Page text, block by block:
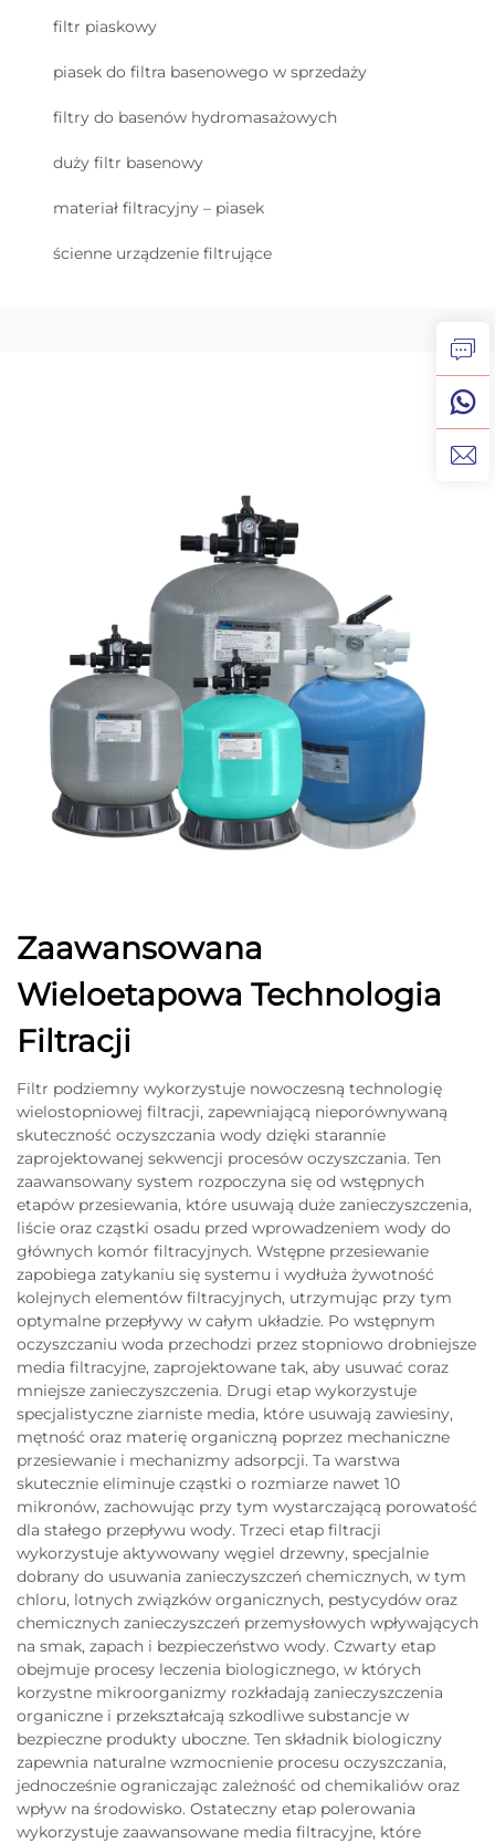
filtr piaskowy
piasek do filtra basenowego w sprzedaży
filtry do basenów hydromasażowych
duży filtr basenowy
materiał filtracyjny – piasek
ścienne urządzenie filtrujące
Zaawansowana
Wieloetapowa Technologia
Filtracji
Filtr podziemny wykorzystuje nowoczesną technologię
wielostopniowej filtracji, zapewniającą nieporównywaną
skuteczność oczyszczania wody dzięki starannie
zaprojektowanej sekwencji procesów oczyszczania. Ten
zaawansowany system rozpoczyna się od wstępnych
etapów przesiewania, które usuwają duże zanieczyszczenia,
liście oraz cząstki osadu przed wprowadzeniem wody do
głównych komór filtracyjnych. Wstępne przesiewanie
zapobiega zatykaniu się systemu i wydłuża żywotność
kolejnych elementów filtracyjnych, utrzymując przy tym
optymalne przepływy w całym układzie. Po wstępnym
oczyszczaniu woda przechodzi przez stopniowo drobniejsze
media filtracyjne, zaprojektowane tak, aby usuwać coraz
mniejsze zanieczyszczenia. Drugi etap wykorzystuje
specjalistyczne ziarniste media, które usuwają zawiesiny,
mętność oraz materię organiczną poprzez mechaniczne
przesiewanie i mechanizmy adsorpcji. Ta warstwa
skutecznie eliminuje cząstki o rozmiarze nawet 10
mikronów, zachowując przy tym wystarczającą porowatość
dla stałego przepływu wody. Trzeci etap filtracji
wykorzystuje aktywowany węgiel drzewny, specjalnie
dobrany do usuwania zanieczyszczeń chemicznych, w tym
chloru, lotnych związków organicznych, pestycydów oraz
chemicznych zanieczyszczeń przemysłowych wpływających
na smak, zapach i bezpieczeństwo wody. Czwarty etap
obejmuje procesy leczenia biologicznego, w których
korzystne mikroorganizmy rozkładają zanieczyszczenia
organiczne i przekształcają szkodliwe substancje w
bezpieczne produkty uboczne. Ten składnik biologiczny
zapewnia naturalne wzmocnienie procesu oczyszczania,
jednocześnie ograniczając zależność od chemikaliów oraz
wpływ na środowisko. Ostateczny etap polerowania
wykorzystuje zaawansowane media filtracyjne, które